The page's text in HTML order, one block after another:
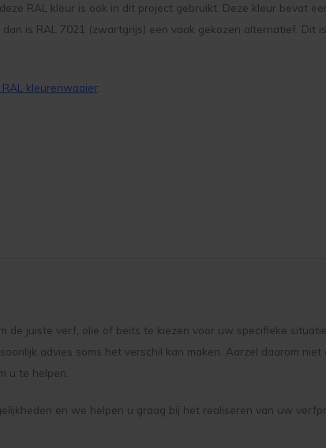
RAL kleur is ook in dit project gebruikt. Deze kleur bevat
is RAL 7021 (zwartgrijs) een vaak gekozen alternatief.
RAL kleurenwaaier:
de juiste verf, olie of beits te kiezen voor uw specifieke
advies soms het verschil kan maken. Aarzel daarom
u te helpen.
en we helpen u graag bij het realiseren van uw